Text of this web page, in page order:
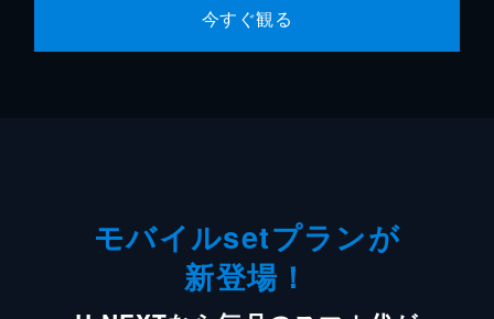
今すぐ観る
モバイルsetプランが
新登場！